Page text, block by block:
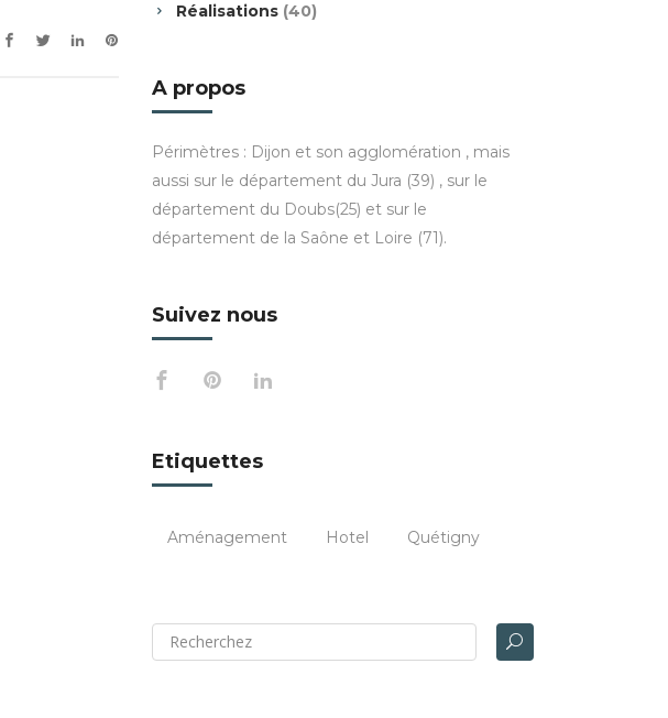
Réalisations (40)
A propos
Périmètres : Dijon et son agglomération , mais
aussi sur le département du Jura (39) , sur le
département du Doubs(25) et sur le
département de la Saône et Loire (71).
Suivez nous
Etiquettes
Aménagement Hotel Quétigny